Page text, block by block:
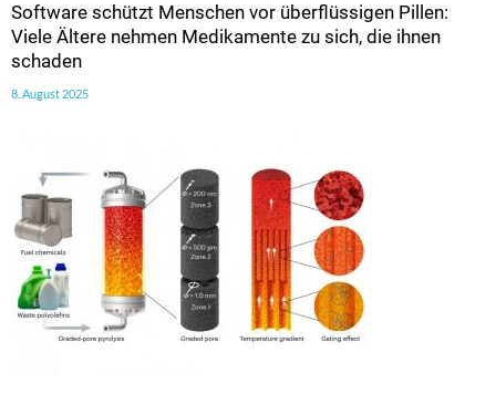
Software schützt Menschen vor überflüssigen Pillen:
Viele Ältere nehmen Medikamente zu sich, die ihnen
schaden
8. August 2025